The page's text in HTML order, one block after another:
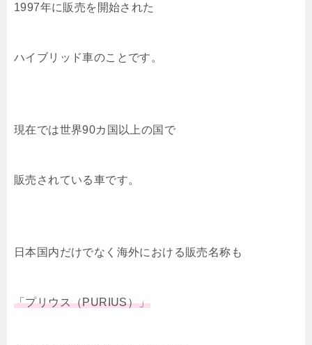
1997年に販売を開始された
ハイブリッド車のことです。
現在では世界90カ国以上の国で
販売されている車です。
日本国内だけでなく海外における販売名称も
「プリウス（PURIUS）」